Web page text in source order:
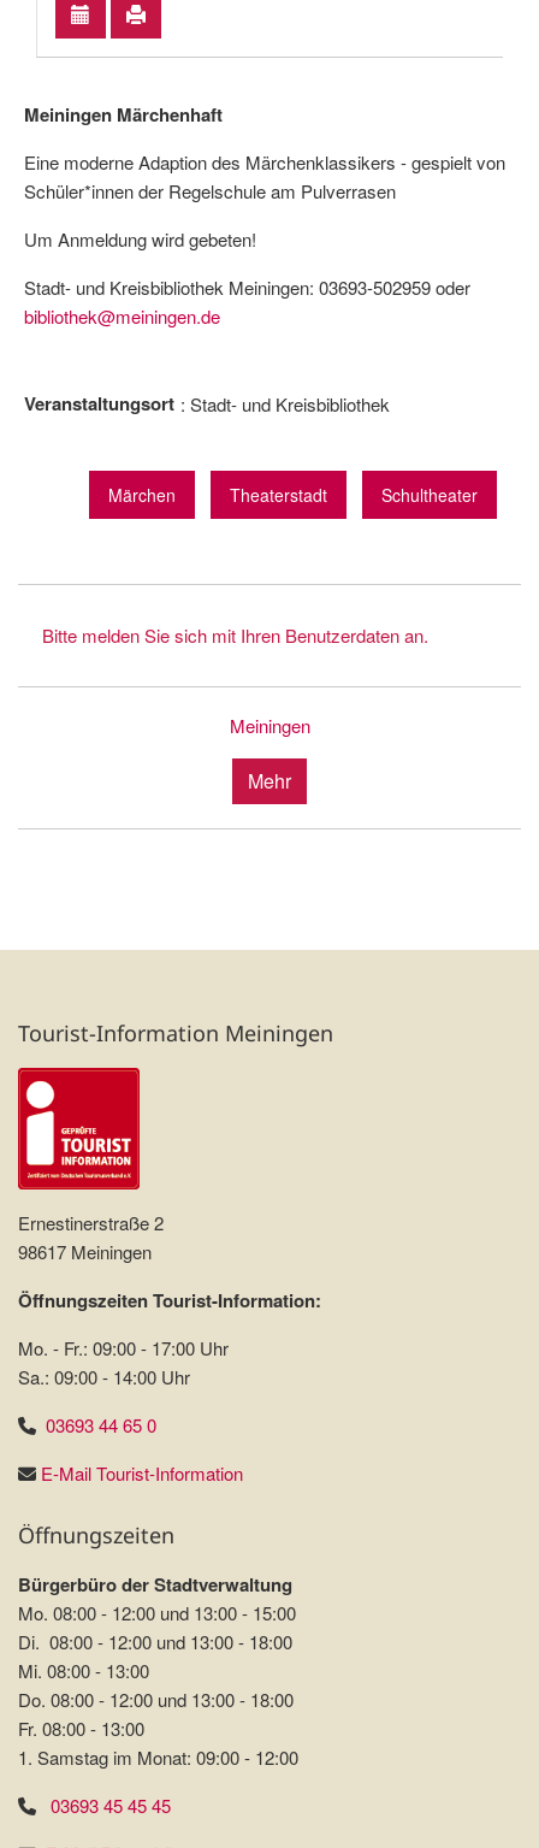
Meiningen Märchenhaft
Eine moderne Adaption des Märchenklassikers - gespielt von
Schüler*innen der Regelschule am Pulverrasen
Um Anmeldung wird gebeten!
Stadt- und Kreisbibliothek Meiningen: 03693-502959 oder
bibliothek@meiningen.de
Veranstaltungsort Stadt- und Kreisbibliothek
Märchen Theaterstadt Schultheater
Bitte melden Sie sich mit Ihren Benutzerdaten an.
Meiningen
Mehr
Tourist-Information Meiningen
Ernestinerstraße 2
98617 Meiningen
Öffnungszeiten Tourist-Information:
Mo. - Fr.: 09:00 - 17:00 Uhr
Sa.: 09:00 - 14:00 Uhr
03693 44 65 0
E-Mail Tourist-Information
Öffnungszeiten
Bürgerbüro der Stadtverwaltung
Mo. 08:00 - 12:00 und 13:00 - 15:00
Di. 08:00 - 12:00 und 13:00 - 18:00
Mi. 08:00 - 13:00
Do. 08:00 - 12:00 und 13:00 - 18:00
Fr. 08:00 - 13:00
1. Samstag im Monat: 09:00 - 12:00
03693 45 45 45